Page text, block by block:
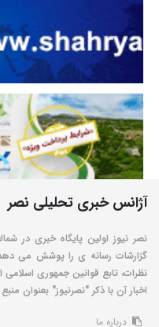
آژانس خبری تحلیلی نصر
نصر نیوز اولین پایگاه خبری در
گزارشات رسانه ی را پوشش می
نظرات، تابع قوانین جمهوری
اخبار آن با ذکر "نصرنیوز" بعنوان
درباره ما